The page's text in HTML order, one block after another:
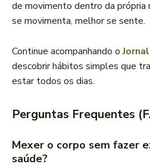
de movimento dentro da própria
se movimenta, melhor se sente.
Continue acompanhando o
descobrir hábitos simples que
estar todos os dias.
Perguntas Frequentes
Mexer o corpo sem fazer
saúde?